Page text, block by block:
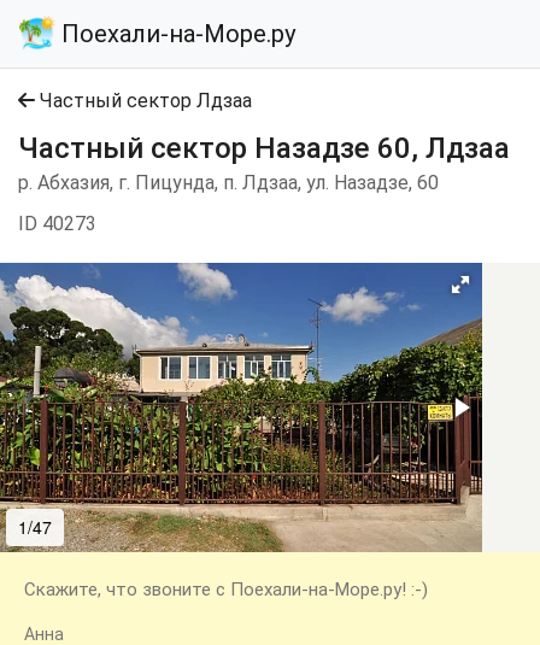
Поехали-на-Море.ру
Частный сектор Лдзаа
Частный сектор Назадзе 60, Лдзаа
р. Абхазия, г. Пицунда, п. Лдзаа, ул. Назадзе, 60
ID 40273
1/47
Скажите, что звоните с Поехали-на-Море.ру! :-)
Анна